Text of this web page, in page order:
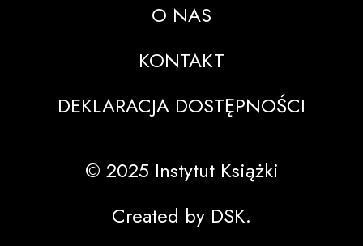
O NAS
KONTAKT
DEKLARACJA DOSTĘPNOŚCI
© 2025 Instytut Książki
Created by DSK.